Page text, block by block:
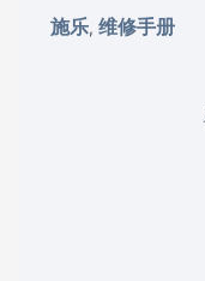
施乐,维修手册